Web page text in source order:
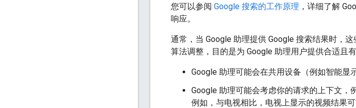
您可以参阅 Google 搜索的工作原理 ，详细了解
响应。
通常，当 Google 助理提供 Google 搜索结果时，
算法调整，目的是为 Google 助理用户提供合适且
Google 助理可能会在共用设备（例如智能显
Google 助理可能会考虑你的请求的上下文，
例如，与电视相比，电视上显示的视频结果可